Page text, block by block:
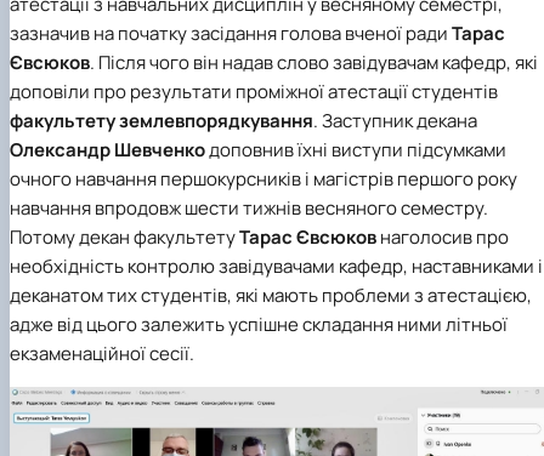
Іноземні мови
Працевлаштування
Їдальні та буфети
Студентські квитки
Центр вивчення мов
Психологічна підтримка
Інклюзивне середовище
Рада молодих вчених
Наукові школи
Стартап школа НУБіП України
Методичні рекомендації, пам'ятки
Форми документів
Патентно-ліцензійна діяльність
ЦКНО «Агропромисловий комплекс, лісове і
садово-паркове господарство, ветеринарна
медицина»
Обладнання НУБіП України
Біоетична комісія
Наукові видання
Досліднику та автору
Звіт про проведення НТЗ
Наукові журнали НУБіП України
Наукові журнали НУБіП України (English)
Пам'ятка про проведення науково-
заходів
Порядок планування та організації
проведення НТЗ
Результати науково-технічних заходів
Монографії
Наука для бізнесу
Каталог наукових послуг
«SEB-2024»
«SEB-2025»
Наглядова рада
Рада роботодавців
Благодійний фонд «Голосіївська ініціатива
2020»
Історія університету
Видатні випускники та працівники
Звіт ректора
Пам'яті захисників України
Почесні доктори і професори НУБіП України
Пресслужба
Університетський кур'єр
Вибори ректора
Програма розвитку університету
ініціатива – 2025»
Доступ до публічної інформації
Державні закупівлі
Офіційна символіка
Антикорупційні заходи
Уповноважена особа з питань запобігання
виявлення корупції
Положення про антикорупційного
уповноваженого НУБіП України
Національні нормативно-правові акти
Нормативно-правові акти НУБіП України
Інформаційні ресурси НАЗК
Методичні роз’яснення НАЗК
Антикорупційні заходи
Гендерна радниця
Контактна інформація
зазначив на початку засідання голова вченої радиТарас
Євсюков. Після чого він надав слово завідувачам кафедр, які
доповіли про результати проміжної атестації студентів
факультету землевпорядкування. Заступник декана
Олександр Шевченкодоповнив їхні виступи підсумками
очного навчання першокурсників і магістрів першого року
навчання впродовж шести тижнів весняного семестру.
Потому декан факультетуТарас Євсюковнаголосив про
необхідність контролю завідувачами кафедр, наставниками і
деканатом тих студентів, які мають проблеми з атестацією,
адже від цього залежить успішне складання ними літньої
екзаменаційної сесії.